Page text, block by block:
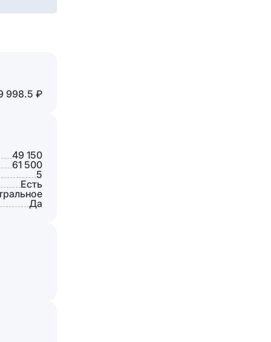
998.5 ₽
49 150
61 500
5
Есть
Да